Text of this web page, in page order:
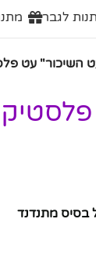
לגבר
השיכור" עט
בסיס מתנדנד